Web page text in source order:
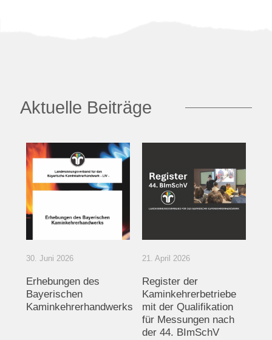
Aktuelle Beiträge
30. Juni 2026
Erhebungen des
Bayerischen
Kaminkehrerhandwerks
21. April 2026
Register der
Kaminkehrerbetriebe
mit der Qualifikation
für Messungen nach
der 44. BImSchV